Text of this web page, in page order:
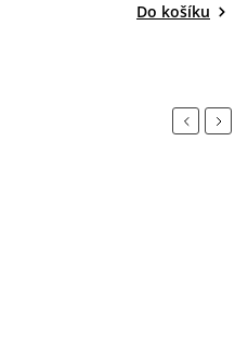
Do košíku
PreviousNext